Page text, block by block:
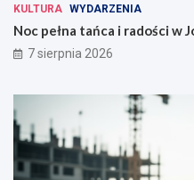
KULTURA WYDARZENIA
Noc pełna tańca i radości w
7 sierpnia 2026